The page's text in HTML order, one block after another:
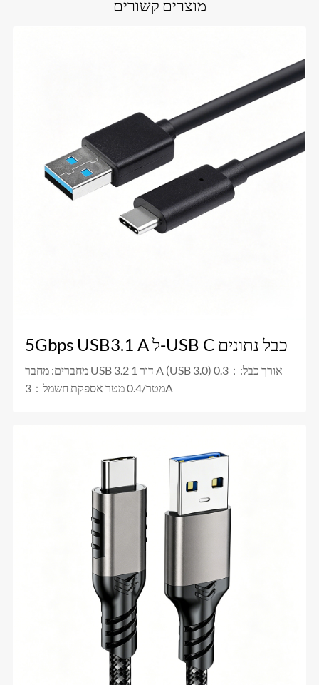
מוצרים קשורים
5Gbps USB3.1 A ל-USB C כבל נתונים
מחברים: מחבר USB 3.2 דור 1 A (USB 3.0) אורך כבל:：0.3
מטר/0.4 מטר אספקת חשמל：3A